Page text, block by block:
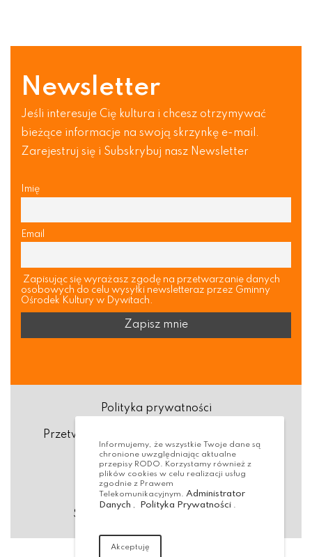
Newsletter
Jeśli interesuje Cię kultura i chcesz otrzymywać
bieżące informacje na swoją skrzynkę e-mail.
Zarejestruj się i Subskrybuj nasz Newsletter
Imię
Email
Zapisując się wyrażasz zgodę na przetwarzanie danych
osobowych do celu wysyłki newsletteraz przez Gminny
Ośrodek Kultury w Dywitach.
Polityka prywatności
Przetwarzanie danych osobowych (RODO)
Deklaracja dostępności
Dostępność Architektoniczna
Standardy ochrony małoletnich
Informujemy, że wszystkie Twoje dane są
chronione uwzględniając aktualne
przepisy RODO. Korzystamy również z
plików cookies w celu realizacji usług
zgodnie z Prawem
Telekomunikacyjnym. Administrator
Danych , Polityka Prywatności .
Akceptuję